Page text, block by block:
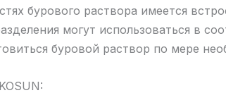
бурового раствора имеется
могут использоваться в
буровой раствор по мере
KOSUN: